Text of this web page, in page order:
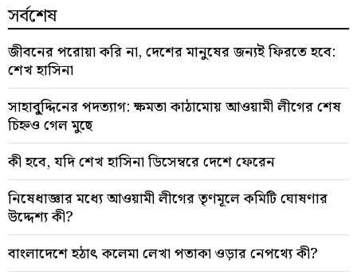
সর্বশেষ
জীবনের পরোয়া করি না, দেশের মানুষের জন্যই ফিরতে হবে:
শেখ হাসিনা
সাহাবু্দ্দিনের পদত্যাগ: ক্ষমতা কাঠামোয় আওয়ামী লীগের শেষ
চিহ্নও গেল মুছে
কী হবে, যদি শেখ হাসিনা ডিসেম্বরে দেশে ফেরেন
নিষেধাজ্ঞার মধ্যে আওয়ামী লীগের তৃণমূলে কমিটি ঘোষণার
উদ্দেশ্য কী?
বাংলাদেশে হঠাৎ কলেমা লেখা পতাকা ওড়ার নেপথ্যে কী?